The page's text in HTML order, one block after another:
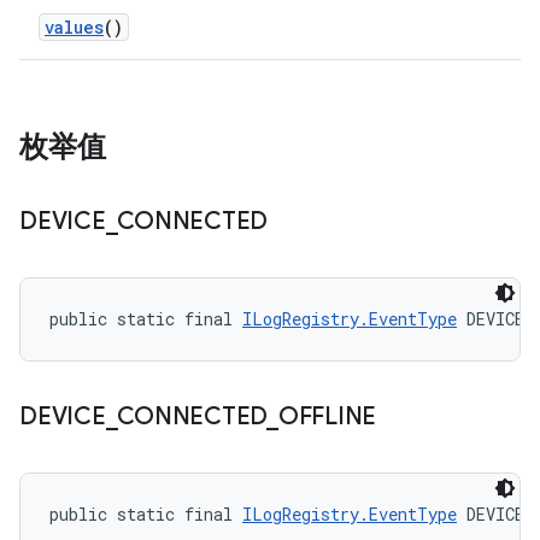
values()
枚举值
DEVICE CONNECTED
public static final ILogRegistry.EventType
DEVICE CONNECTED OFFLINE
public static final ILogRegistry.EventType